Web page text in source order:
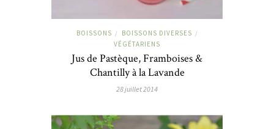
BOISSONS / BOISSONS DIVERSES /
VÉGÉTARIENS
Jus de Pastèque, Framboises &
Chantilly à la Lavande
28 juillet 2014